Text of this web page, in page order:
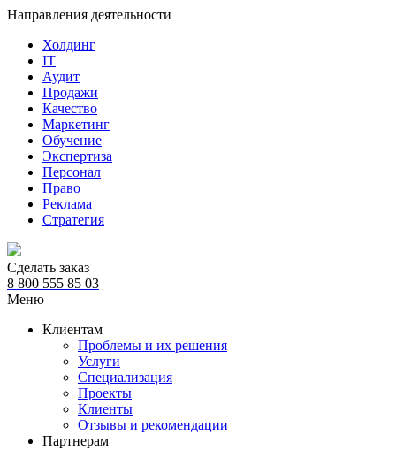
Направления деятельности
Холдинг
IT
Аудит
Продажи
Качество
Маркетинг
Обучение
Экспертиза
Персонал
Право
Реклама
Стратегия
Сделать заказ
8 800 555 85 03
Меню
Клиентам
Проблемы и их решения
Услуги
Специализация
Проекты
Клиенты
Отзывы и рекомендации
Партнерам